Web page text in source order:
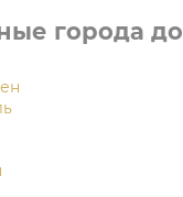
города